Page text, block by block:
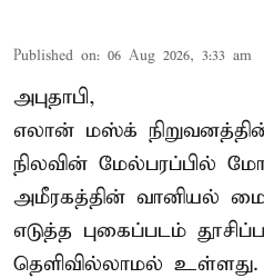
Published on: 06 Aug 2026, 3:33 am
அபுதாபி,
எலான் மஸ்க்
நிலவின் மேல்பரப்பில்
அமீரகத்தின் வானியல்
எடுத்த புகைப்படம்
தெளிவில்லாமல் உள்ளது.